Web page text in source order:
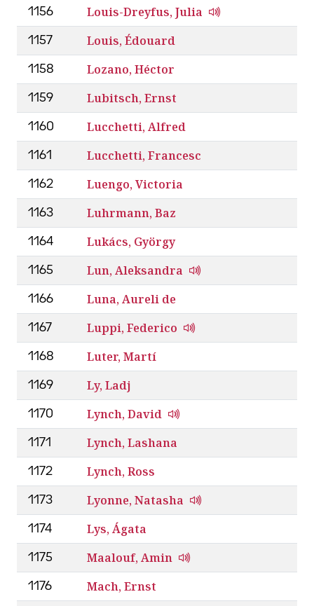
1156 Louis-Dreyfus, Julia
1157 Louis, Édouard
1158 Lozano, Héctor
1159 Lubitsch, Ernst
1160 Lucchetti, Alfred
1161 Lucchetti, Francesc
1162 Luengo, Victoria
1163 Luhrmann, Baz
1164 Lukács, György
1165 Lun, Aleksandra
1166 Luna, Aureli de
1167 Luppi, Federico
1168 Luter, Martí
1169 Ly, Ladj
1170 Lynch, David
1171 Lynch, Lashana
1172 Lynch, Ross
1173 Lyonne, Natasha
1174 Lys, Ágata
1175 Maalouf, Amin
1176 Mach, Ernst